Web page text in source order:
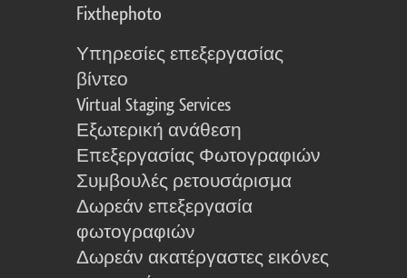
Fixthephoto
Υπηρεσίες επεξεργασίας
βίντεο
Virtual Staging Services
Εξωτερική ανάθεση
Επεξεργασίας Φωτογραφιών
Συμβουλές ρετουσάρισμα
Δωρεάν επεξεργασία
φωτογραφιών
Δωρεάν ακατέργαστες εικόνες